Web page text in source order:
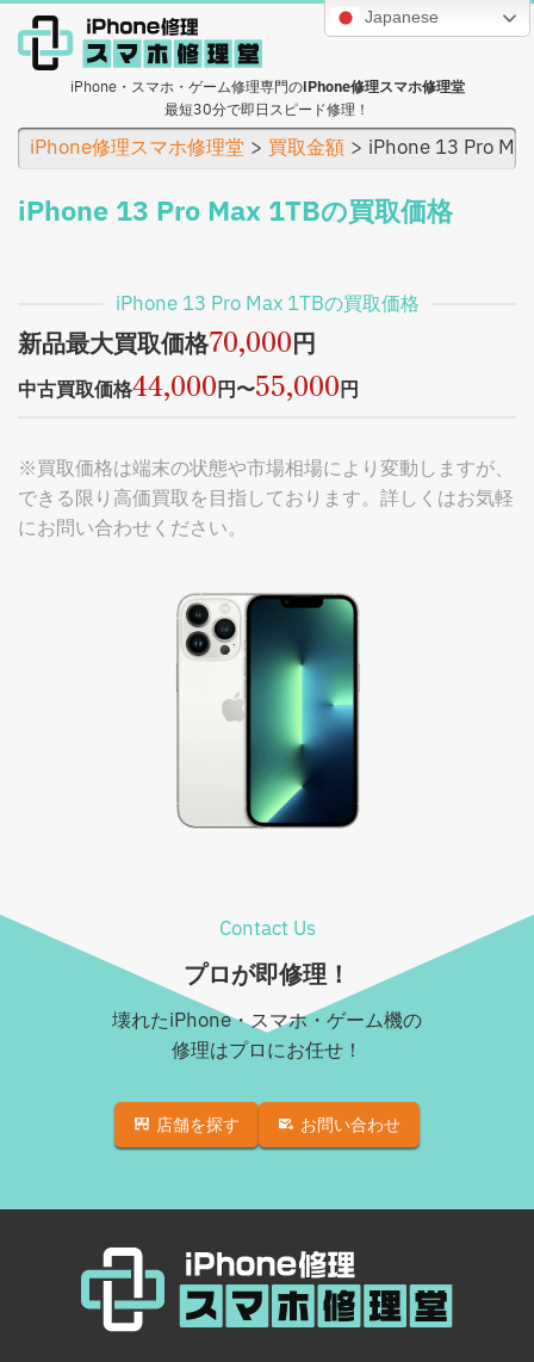
Japanese
iPhone・スマホ・ゲーム修理専門のiPhone修理スマホ修理堂
最短30分で即日スピード修理！
iPhone修理スマホ修理堂 買取金額 iPhone 13 Pro
iPhone 13 Pro Max 1TBの買取価格
iPhone 13 Pro Max 1TBの買取価格
新品最大買取価格70,000円
中古買取価格44,000円〜55,000円
※買取価格は端末の状態や市場相場により変動しますが、
できる限り高価買取を目指しております。詳しくはお気軽
にお問い合わせください。
Contact Us
プロが即修理！
壊れたiPhone・スマホ・ゲーム機の
修理はプロにお任せ！
店舗を探す お問い合わせ